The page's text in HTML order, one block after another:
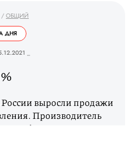
/ ОБЩИЙ
ДНЯ
_
России выросли продажи
Производитель
более 2 млрд